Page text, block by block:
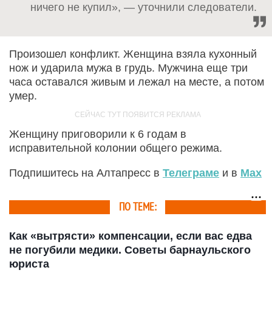
ничего не купил», — уточнили следователи.
Произошел конфликт. Женщина взяла кухонный
нож и ударила мужа в грудь. Мужчина еще три
часа оставался живым и лежал на месте, а потом
умер.
Женщину приговорили к 6 годам в
исправительной колонии общего режима.
Подпишитесь на Алтапресс в Телеграме и в Max
ПО ТЕМЕ:
Как «вытрясти» компенсации, если вас едва
не погубили медики. Советы барнаульского
юриста